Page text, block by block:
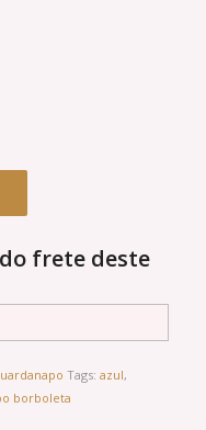
frete deste
Tags: azul,
borboleta